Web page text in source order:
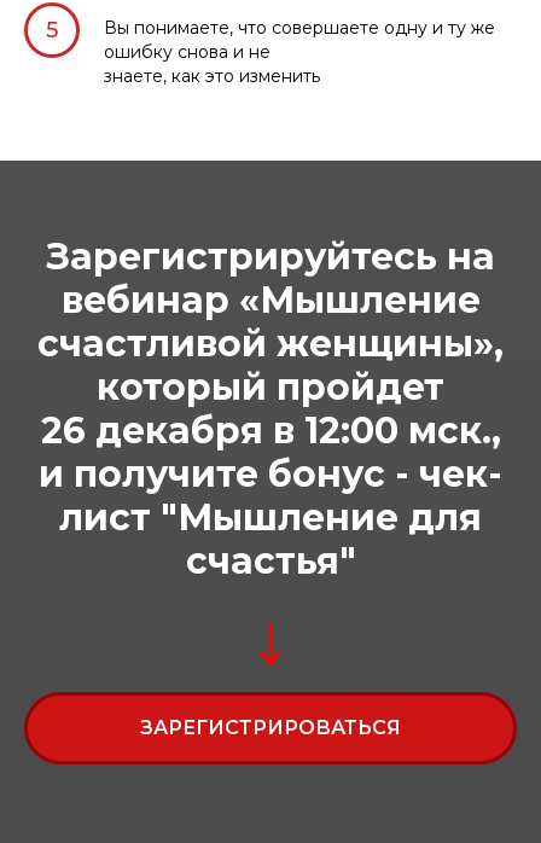
Вы понимаете, что совершаете одну и ту же
ошибку снова и не
знаете, как это изменить
Зарегистрируйтесь на
вебинар «Мышление
счастливой женщины»,
который пройдет
26 декабря в 12:00 мск.,
и получите бонус - чек-
лист "Мышление для
счастья"
ЗАРЕГИСТРИРОВАТЬСЯ